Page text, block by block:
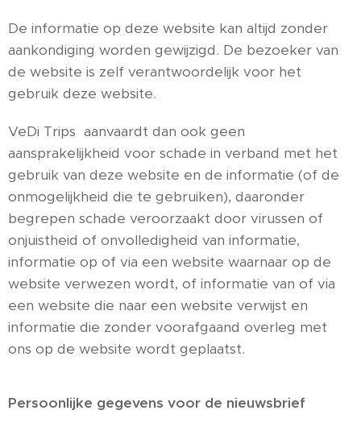
De informatie op deze website kan altijd zonder
aankondiging worden gewijzigd. De bezoeker van
de website is zelf verantwoordelijk voor het
gebruik deze website.
VeDi Trips aanvaardt dan ook geen
aansprakelijkheid voor schade in verband met het
gebruik van deze website en de informatie (of de
onmogelijkheid die te gebruiken), daaronder
begrepen schade veroorzaakt door virussen of
onjuistheid of onvolledigheid van informatie,
informatie op of via een website waarnaar op de
website verwezen wordt, of informatie van of via
een website die naar een website verwijst en
informatie die zonder voorafgaand overleg met
ons op de website wordt geplaatst.
Persoonlijke gegevens voor de nieuwsbrief